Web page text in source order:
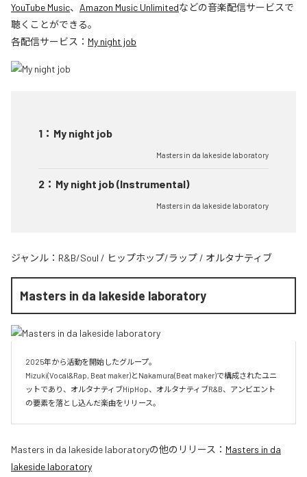
YouTube Music、 Amazon Music Unlimitedなどの音楽配信サービスで
聴くことができる。
各配信サービス： My night job
1 ： My night job
Masters in da lakeside laboratory
2 ： My night job (Instrumental)
Masters in da lakeside laboratory
ジャンル： R&B/Soul / ヒップホップ/ラップ / オルタナティブ
Masters in da lakeside laboratory
2025年から活動を開始したグループ。
Mizuki(Vocal&Rap, Beat maker)とNakamura(Beat maker)で構成されたユニ
ットであり、オルタナティブHipHop、オルタナティブR&B、アンビエント
Masters in da lakeside laboratoryの他のリリース： Masters in da
lakeside laboratory